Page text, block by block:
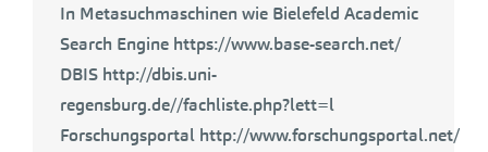
In Metasuchmaschinen wie Bielefeld Academic
Search Engine https://www.base-search.net/
DBIS http://dbis.uni-
regensburg.de//fachliste.php?lett=l
Forschungsportal http://www.forschungsportal.net/